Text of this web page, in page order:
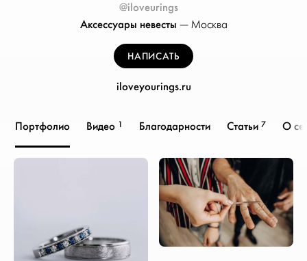
@iloveurings
Аксессуары невесты — Москва
НАПИСАТЬ
iloveyourings.ru
Портфолио Видео 1 Благодарности Статьи 7 О